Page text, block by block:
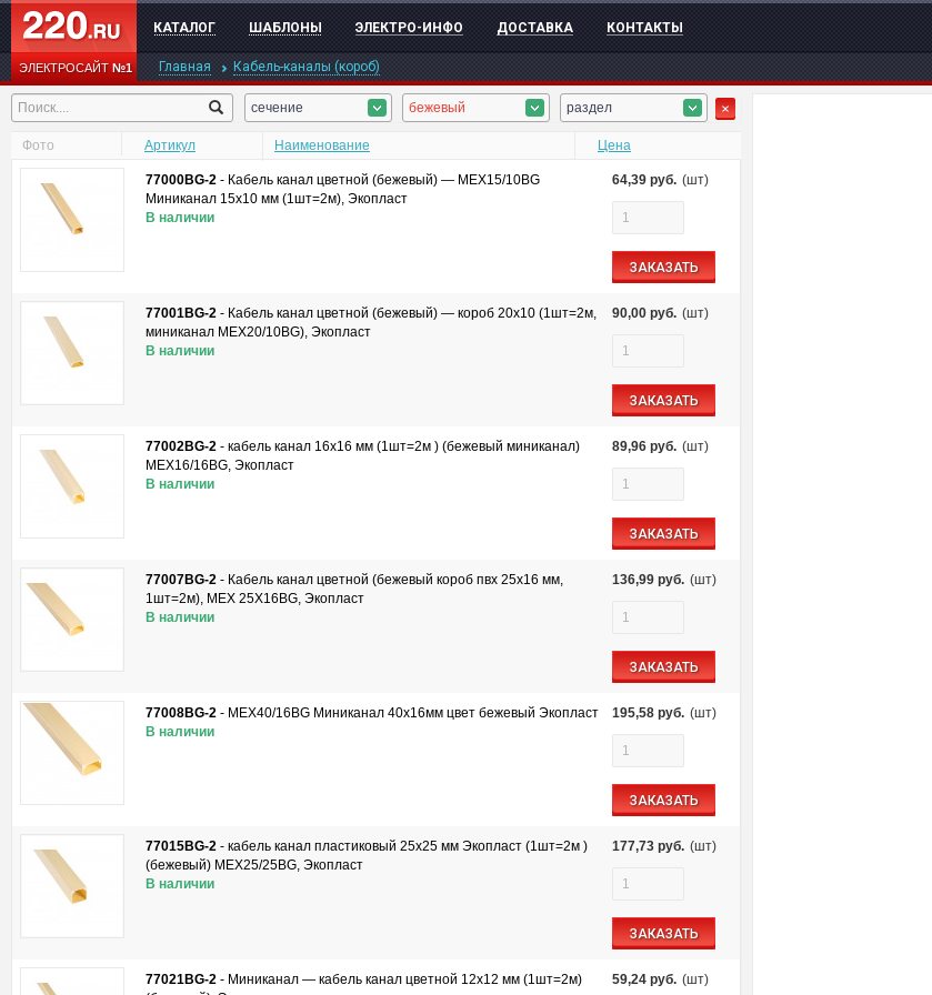
ЭЛЕКТРОСАЙТ№1
КАТАЛОГ ШАБЛОНЫ ЭЛЕКТРО-ИНФО ДОСТАВКА КОНТАКТЫ
Главная Кабель-каналы (короб)
сечение бежевый раздел
Фото Артикул Наименование Цена
77000BG-2 - Кабель канал цветной (бежевый) — MEX15/10BG
Миниканал 15х10 мм (1шт=2м), Экопласт
В наличии
64,39 руб. (шт)
ЗАКАЗАТЬ
77001BG-2 - Кабель канал цветной (бежевый) — короб 20х10 (1шт=2м,
миниканал MEX20/10BG), Экопласт
В наличии
90,00 руб. (шт)
ЗАКАЗАТЬ
77002BG-2 - кабель канал 16х16 мм (1шт=2м ) (бежевый миниканал)
MEX16/16BG, Экопласт
В наличии
89,96 руб. (шт)
ЗАКАЗАТЬ
77007BG-2 - Кабель канал цветной (бежевый короб пвх 25х16 мм,
1шт=2м), MEX 25Х16BG, Экопласт
В наличии
136,99 руб. (шт)
ЗАКАЗАТЬ
77008BG-2 - MEX40/16BG Миниканал 40х16мм цвет бежевый Экопласт
В наличии
195,58 руб. (шт)
ЗАКАЗАТЬ
77015BG-2 - кабель канал пластиковый 25х25 мм Экопласт (1шт=2м )
(бежевый) MEX25/25BG, Экопласт
В наличии
177,73 руб. (шт)
ЗАКАЗАТЬ
77021BG-2 - Миниканал — кабель канал цветной 12х12 мм (1шт=2м)
59,24 руб. (шт)